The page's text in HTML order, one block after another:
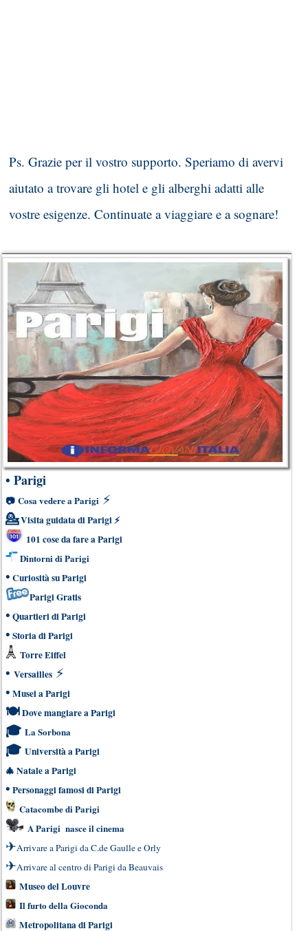
Ps. Grazie per il vostro supporto. Speriamo di avervi
aiutato a trovare gli hotel e gli alberghi adatti alle
vostre esigenze. Continuate a viaggiare e a sognare!
• Parigi
📷 Cosa vedere a Parigi ⚡
💁Visita guidata di Parigi ⚡
101 cose da fare a Parigi
Dintorni di Parigi
• Curiosità su Parigi
Parigi Gratis
• Quartieri di Parigi
• Storia di Parigi
Torre Eiffel
• Versailles ⚡
• Musei a Parigi
🍽Dove mangiare a Parigi
🎓 La Sorbona
🎓 Università a Parigi
🎄 Natale a Parigi
• Personaggi famosi di Parigi
Catacombe di Parigi
A Parigi nasce il cinema
✈Arrivare a Parigi da C.de Gaulle e Orly
✈Arrivare al centro di Parigi da Beauvais
Museo del Louvre
Il furto della Gioconda
Metropolitana di Parigi